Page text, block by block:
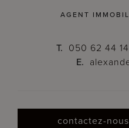
AGENT
T. 050 62 44 14
E.
contactez-nous